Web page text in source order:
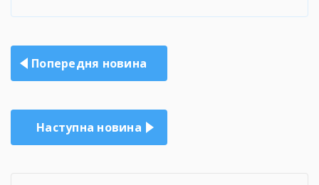
Навігація
записів
Попередня новина
Наступна новина